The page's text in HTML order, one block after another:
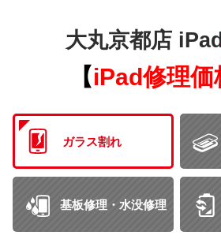
大丸京都店 iPad
【iPad修理価
ガラス割れ
基板修理・水没修理